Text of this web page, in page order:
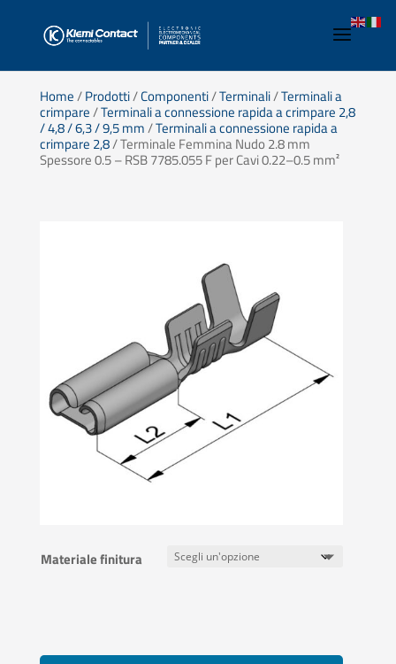
Home/Prodotti/Componenti/Terminali/Terminali a
crimpare/Terminali a connessione rapida a crimpare 2,8
/ 4,8 / 6,3 / 9,5 mm/Terminali a connessione rapida a
crimpare 2,8/ Terminale Femmina Nudo 2.8 mm
Spessore 0.5 – RSB 7785.055 F per Cavi 0.22–0.5 mm²
Materiale finitura